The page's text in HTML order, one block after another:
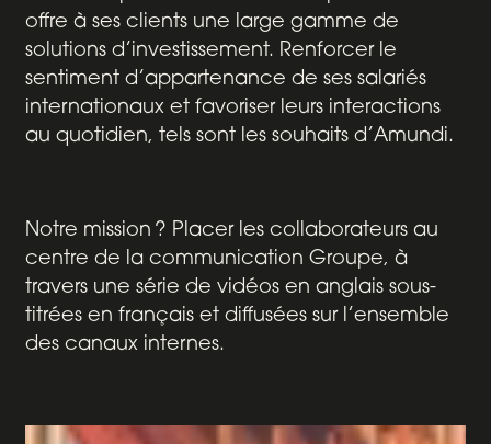
offre à ses clients une large gamme de
solutions d’investissement. Renforcer le
sentiment d’appartenance de ses salariés
internationaux et favoriser leurs interactions
au quotidien, tels sont les souhaits d’Amundi.
Notre mission ? Placer les collaborateurs au
centre de la communication Groupe, à
travers une série devidéos en anglais sous-
titrées en français et diffusées sur l’ensemble
des canaux internes.